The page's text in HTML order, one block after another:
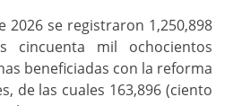
2026 se registraron 1,250,898
cincuenta mil ochocientos
beneficiadas con la reforma
de las cuales 163,896 (ciento